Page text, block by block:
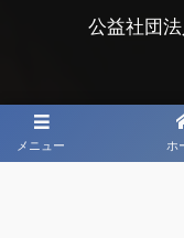
メニュー ホ
公益社団